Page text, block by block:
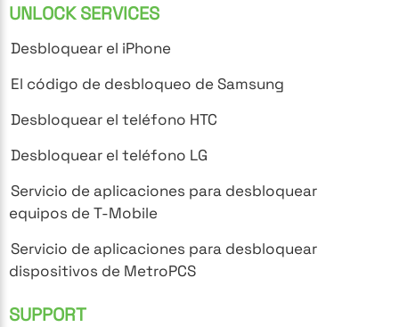
UNLOCK SERVICES
Desbloquear el iPhone
El código de desbloqueo de Samsung
Desbloquear el teléfono HTC
Desbloquear el teléfono LG
Servicio de aplicaciones para desbloquear
equipos de T-Mobile
Servicio de aplicaciones para desbloquear
dispositivos de MetroPCS
SUPPORT